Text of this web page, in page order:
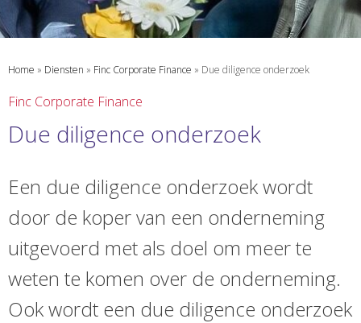
Home » Diensten » Finc Corporate Finance » Due diligence onderzoek
Finc Corporate Finance
Due diligence onderzoek
Een due diligence onderzoek wordt
door de koper van een onderneming
uitgevoerd met als doel om meer te
weten te komen over de onderneming.
Ook wordt een due diligence onderzoek